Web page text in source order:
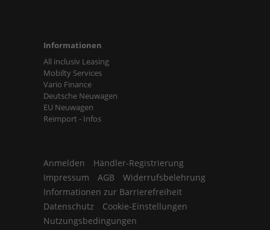
Informationen
All inclusiv Leasing
Mobilty Services
Vario Finance
Deutsche Neuwagen
EU Neuwagen
Reimport - Infos
Anmelden
Händler-Registrierung
Impressum
AGB
Widerrufsbelehrung
Informationen zur Barrierefreiheit
Datenschutz
Cookie-Einstellungen
Nutzungsbedingungen